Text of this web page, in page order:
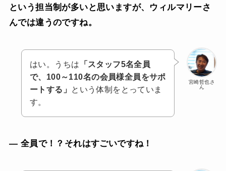
という担当制が多いと思いますが、ウィルマリーさ
んでは違うのですね。
宮崎哲也さ
ん
はい。うちは 「スタッフ5名全員
で、100～110名の会員様全員をサポ
ートする」
という体制をとっていま
す。
— 全員で！？それはすごいですね！